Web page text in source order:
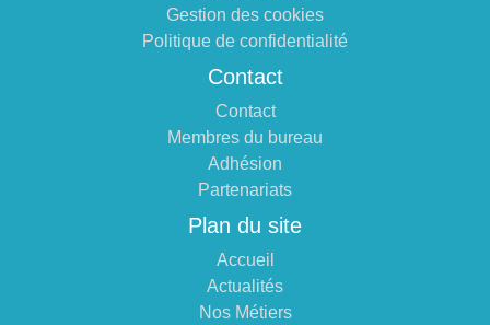
Gestion des cookies
Politique de confidentialité
Contact
Contact
Membres du bureau
Adhésion
Partenariats
Plan du site
Accueil
Actualités
Nos Métiers